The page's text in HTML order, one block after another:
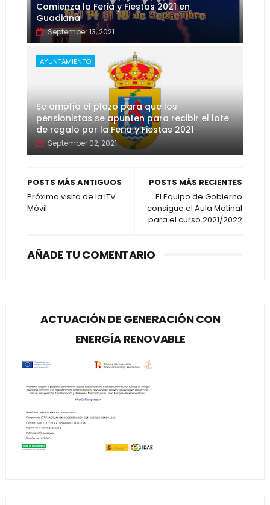
Comienza la Feria y Fiestas 2021 en
Guadiana
September 13, 2021
AYUNTAMIENTO
Se amplía el plazo para que los
pensionistas se apunten para recibir el lote
de regalo por la Feria y Fiestas 2021
September 02, 2021
POSTS MÁS RECIENTES
El Equipo de Gobierno
consigue el Aula Matinal
para el curso 2021/2022
POSTS MÁS ANTIGUOS
Próxima visita de la ITV
Móvil
AÑADE TU COMENTARIO
ACTUACIÓN DE GENERACIÓN CON
ENERGÍA RENOVABLE